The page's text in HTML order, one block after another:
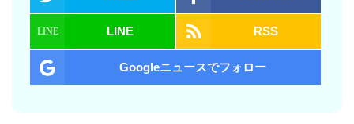
LINE RSS
Googleニュースでフォロー